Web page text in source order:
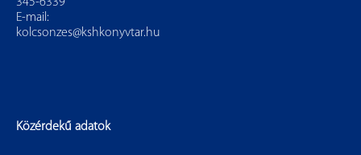
E-mail:
kolcsonzes@kshkonyvtar.hu
Közérdekű adatok